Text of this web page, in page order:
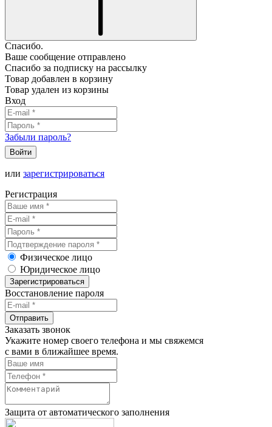
Спасибо.
Ваше сообщение отправлено
Спасибо за подписку на рассылку
Товар добавлен в корзину
Товар удален из корзины
Вход
Забыли пароль?
Войти
или зарегистрироваться
Регистрация
Физическое лицо
Юридическое лицо
Зарегистрироваться
Восстановление пароля
Отправить
Заказать звонок
Укажите номер своего телефона и мы свяжемся
с вами в ближайшее время.
Защита от автоматического заполнения